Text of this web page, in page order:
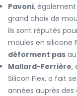
Pavoni, également
grand choix de
ils sont réputés
moules en silicone
déforment pas
Mallard-Ferrière,
Silicon Flex, a fait
années auprès des